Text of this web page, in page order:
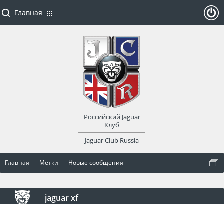
Главная Метки Новые сообщения
jaguar xf
Главная
Российский Jaguar
Клуб
Jaguar Club Russia
оват